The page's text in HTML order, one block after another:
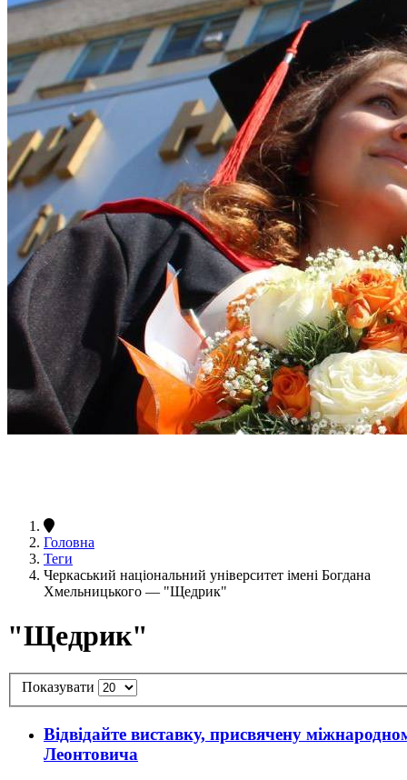
Головна
Теги
Черкаський національний університет імені Богдана
Хмельницького — "Щедрик"
"Щедрик"
Показувати
Відвідайте виставку, присвячену
Леонтовича